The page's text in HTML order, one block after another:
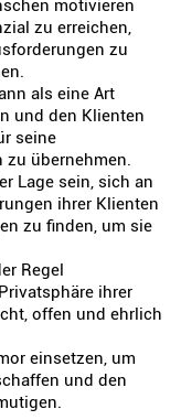
motivieren
zu erreichen,
zu
als eine Art
und den Klienten
seine
zu übernehmen.
Lage sein, sich an
ihrer Klienten
zu finden, um sie
Regel
ihrer
offen und ehrlich
einsetzen, um
und den